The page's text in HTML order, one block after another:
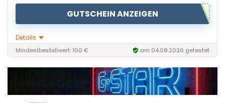
GUTSCHEIN ANZEIGEN
Details
Mindestbestellwert: 100 € am 04.08.2026 getestet